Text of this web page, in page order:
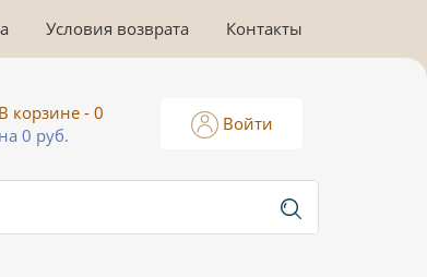
Условия возврата Контакты
В корзине - 0
на 0 руб.
Войти